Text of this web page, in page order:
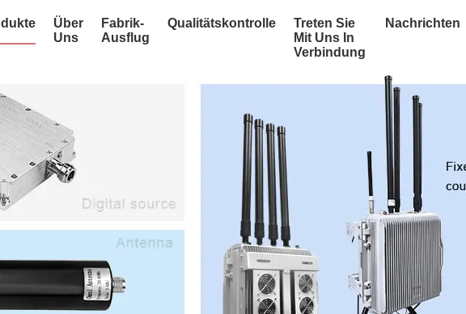
Über
Uns
Fabrik-
Ausflug
Qualitätskontrolle
Treten Sie
Mit Uns In
Verbindung
Nachrichten